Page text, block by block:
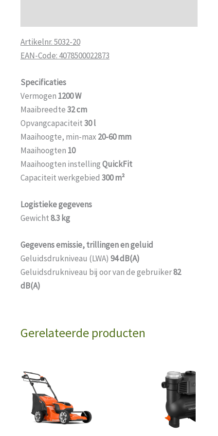
Artikelnr. 5032-20
EAN-Code: 4078500022873
Specificaties
Vermogen 1200 W
Maaibreedte32 cm
Opvangcapaciteit30 l
Maaihoogte, min-max 20-60 mm
Maaihoogten 10
Maaihoogten instellingQuickFit
Capaciteit werkgebied 300 m²
Logistieke gegevens
Gewicht8.3 kg
Gegevens emissie, trillingen en geluid
Geluidsdrukniveau (LWA) 94 dB(A)
Geluidsdrukniveau bij oor van de gebruiker82
dB(A)
Gerelateerde producten